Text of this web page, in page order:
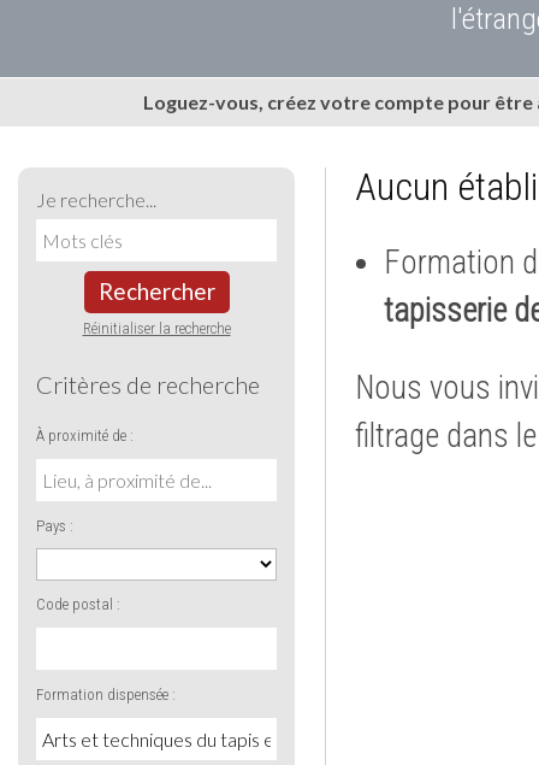
Loguez-vous, créez votre compte pour
Je recherche...
Rechercher
Réinitialiser la recherche
Critères de recherche
À proximité de :
Pays :
Code postal :
Formation dispensée :
Aucun
Formation
tapisserie
Nous vous
filtrage dans